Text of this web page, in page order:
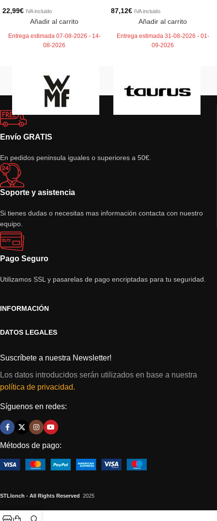
22,99€ IVA incluido
Añadir al carrito
Entrega estimada 07-08-2026 - 14-
08-2026
87,12€ IVA incluido
Añadir al carrito
Entrega estimada 31-08-2026 - 01-
09-2026
Envío GRATIS
En pedidos peninsula iguales o superiores a 50€.
Soporte y asistencia
Si tienes dudas o necesitas mas información contacta con nuestro
equipo.
Pago Seguro
Utilizamos SSL y pasarelas de pago encriptadas para tu seguridad.
INFORMACIÓN
DATOS LEGALES
Suscríbete a nuestra Newsletter!
Los datos introducidos serán utilizados en base a nuestra
política de privacidad.
Síguenos en redes:
Métodos de pago:
STLlonch - All Rights Reserved 2025